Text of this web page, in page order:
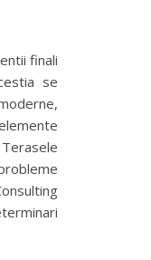
finali
se